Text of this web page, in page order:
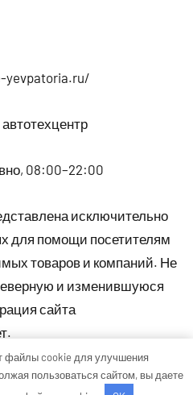
yevpatoria.ru/
08:00–22:00
исключительно
для помощи посетителям
товаров и компаний. Не
и изменившуюся
сайта
файлы cookie для улучшения
пользоваться сайтом, вы даете